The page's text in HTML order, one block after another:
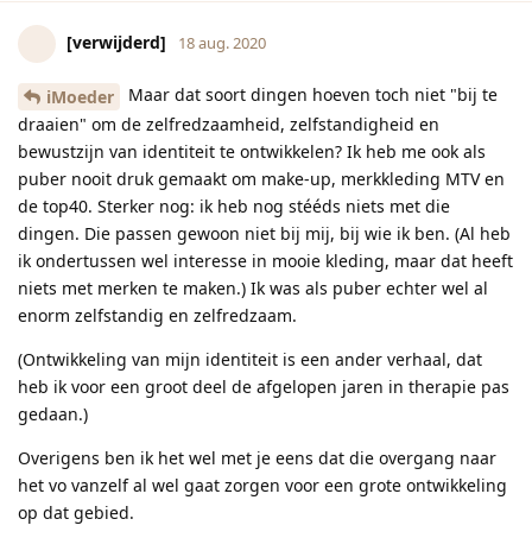
[verwijderd] 18 aug. 2020
iMoeder
Maar dat soort dingen hoeven toch niet "bij te
draaien" om de zelfredzaamheid, zelfstandigheid en
bewustzijn van identiteit te ontwikkelen? Ik heb me ook als
puber nooit druk gemaakt om make-up, merkkleding MTV en
de top40. Sterker nog: ik heb nog stééds niets met die
dingen. Die passen gewoon niet bij mij, bij wie ik ben. (Al heb
ik ondertussen wel interesse in mooie kleding, maar dat heeft
niets met merken te maken.) Ik was als puber echter wel al
enorm zelfstandig en zelfredzaam.
(Ontwikkeling van mijn identiteit is een ander verhaal, dat
heb ik voor een groot deel de afgelopen jaren in therapie pas
gedaan.)
Overigens ben ik het wel met je eens dat die overgang naar
het vo vanzelf al wel gaat zorgen voor een grote ontwikkeling
op dat gebied.